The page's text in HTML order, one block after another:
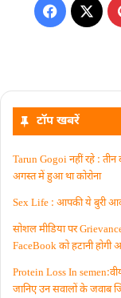
टॉप खबरें
Tarun Gogoi नहीं रहे :
अगस्त में हुआ था कोरोना
Sex Life : आपकी ये बुरी
सोशल मीडिया पर
FaceBook को हटानी होगी
Protein Loss In
जानिए उन सवालों के जवाब